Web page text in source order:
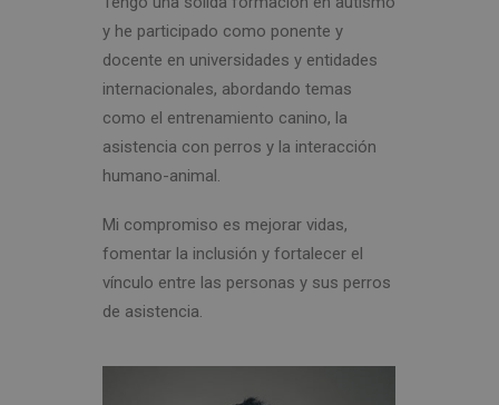
y he participado como ponente y
docente en universidades y entidades
internacionales, abordando temas
como el entrenamiento canino, la
asistencia con perros y la interacción
humano-animal.
Mi compromiso es mejorar vidas,
fomentar la inclusión y fortalecer el
vínculo entre las personas y sus perros
de asistencia.